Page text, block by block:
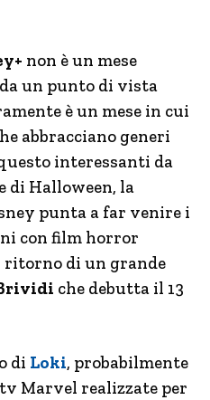
non è un mese
un punto di vista
è un mese in cui
abbracciano generi
interessanti da
di Halloween, la
punta a far venire i
con film horror
ritorno di un grande
che debutta il 13
di Loki, probabilmente
Marvel realizzate per